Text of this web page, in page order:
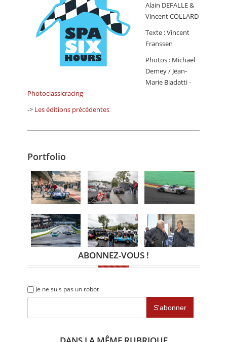
Alain DEFALLE &
Vincent COLLARD
Texte : Vincent
Franssen
Photos : Michaël
Demey / Jean-
Marie Biadatti -
Photoclassicracing
-> Les éditions précédentes
Portfolio
ABONNEZ-VOUS !
Je ne suis pas un robot